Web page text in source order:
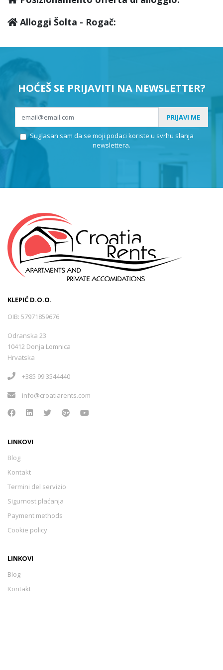
Alloggi Šolta - Rogač:
HOĆEŠ SE PRIJAVITI NA NEWSLETTER?
PRIJAVI ME
Suglasan sam da se moji podaci koriste u svrhu slanja
newslettera.
KLEPIĆ D.O.O.
OIB: 57971859676
Odranska 23
10412 Donja Lomnica
Hrvatska
+385 99 3544440
info@croatiarents.com
LINKOVI
Blog
Kontakt
Termini del servizio
Sigurnost plaćanja
Payment methods
Cookie policy
LINKOVI
Blog
Kontakt